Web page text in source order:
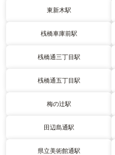
東新木駅
桟橋車庫前駅
桟橋通三丁目駅
桟橋通五丁目駅
梅の辻駅
田辺島通駅
県立美術館通駅